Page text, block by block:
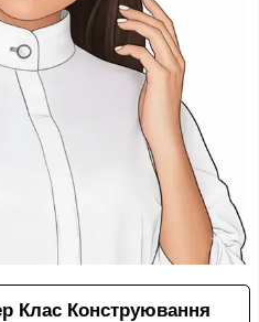
Клас Конструювання